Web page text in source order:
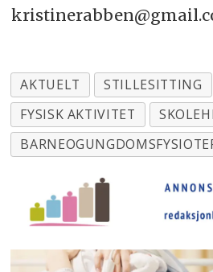
AKTUELT
STILLESITTING
FYSISK AKTIVITET